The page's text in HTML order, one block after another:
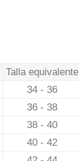
Talla equivalente
34 - 36
36 - 38
38 - 40
40 - 42